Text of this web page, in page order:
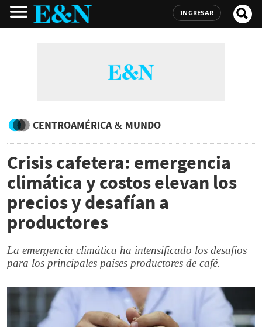
INGRESAR
CENTROAMÉRICA & MUNDO
Crisis cafetera: emergencia
climática y costos elevan los
precios y desafían a
productores
La emergencia climática ha intensificado los desafíos
para los principales países productores de café.